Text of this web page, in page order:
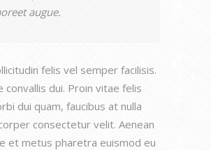
augue.
felis vel semper facilisis.
convallis dui. Proin vitae felis
dui quam, faucibus at nulla
consectetur velit. Aenean
et metus pharetra euismod eu